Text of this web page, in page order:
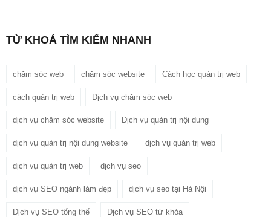
TỪ KHOÁ TÌM KIẾM NHANH
chăm sóc web chăm sóc website Cách học quản trị web
cách quản trị web Dịch vụ chăm sóc web
dịch vụ chăm sóc website Dịch vụ quản trị nội dung
dịch vụ quản trị nội dung website dịch vụ quản trị web
dịch vụ quản trị web dịch vụ seo
dịch vụ SEO ngành làm đẹp dịch vụ seo tại Hà Nội
Dịch vụ SEO tổng thể Dịch vụ SEO từ khóa